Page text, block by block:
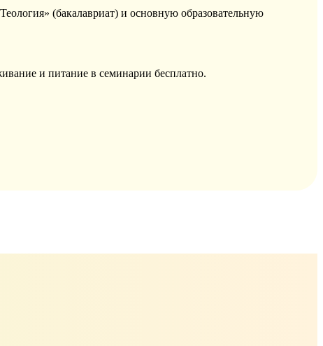
(бакалавриат) и основную образовательную
и питание в семинарии бесплатно.